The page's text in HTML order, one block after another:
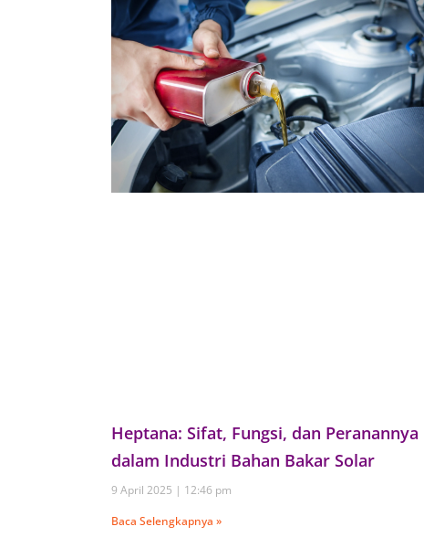
Heptana: Sifat, Fungsi, dan Peranannya
dalam Industri Bahan Bakar Solar
9 April 2025
12:46 pm
Baca Selengkapnya »